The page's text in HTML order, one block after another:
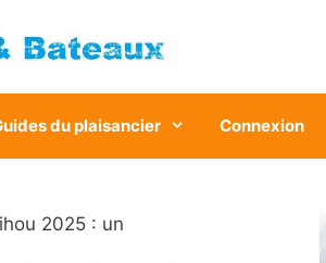
du plaisancier Connexion
2025 : un